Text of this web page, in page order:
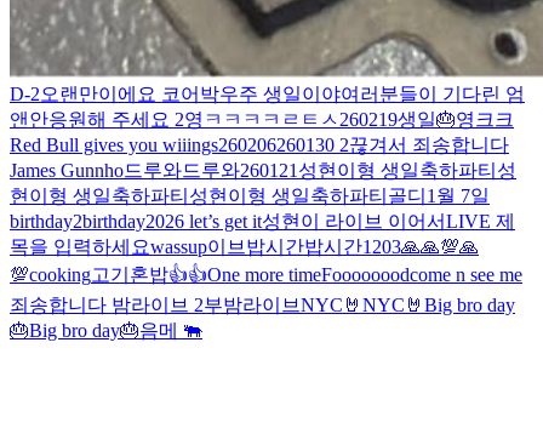
D-2오랜만이에요 코어 박우주 생일이야여러분들이 기다린 엄
앤안응원해 주세요 2영ㅋㅋㅋㅋㄹㅌㅅ260219생일🎂영크크
Red Bull gives you wiiings260206260130 2끊겨서 죄송합니다
James Gunnho드루와드루와260121 성현이형 생일축하파티 성
현이형 생일축하파티 성현이형 생일축하파티 골디 1월 7일
birthday2birthday2026 let’s get it성현이 라이브 이어서LIVE 제
목을 입력하세요wassup이브 밥시간밥시간1203🙏🙏💯🙏
💯cooking고기 혼밥👍👍One more timeFooooooodcome n see me
죄송합니다 밤라이브 2부밤라이브NYC🤘 NYC🤘 Big bro day
🎂Big bro day🎂음메 🐃